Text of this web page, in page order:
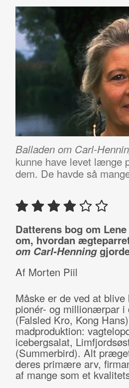
Balladen om Carl-
kunne have levet længe
dem. De havde så
Datterens bog om
om, hvordan
om Carl-Henning
Af Morten Piil
Måske er de ved at
pionér- og millionærpar i
(Falsled Kro, Kong
madproduktion:
icebergsalat,
(Summerbird). Alt
deres primære arv,
af mange som et